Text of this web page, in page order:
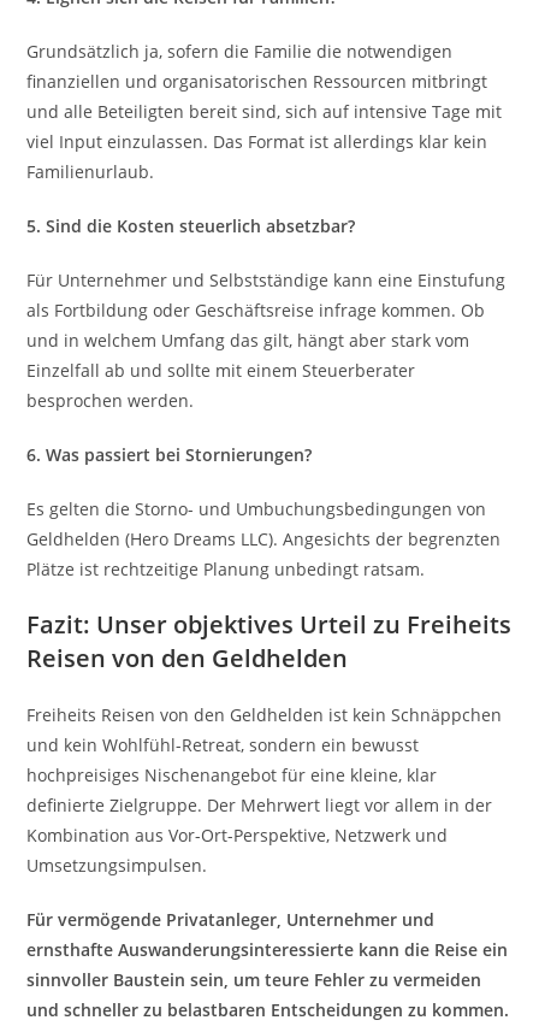
Grundsätzlich ja, sofern die Familie die notwendigen
finanziellen und organisatorischen Ressourcen mitbringt
und alle Beteiligten bereit sind, sich auf intensive Tage mit
viel Input einzulassen. Das Format ist allerdings klar kein
Familienurlaub.
5. Sind die Kosten steuerlich absetzbar?
Für Unternehmer und Selbstständige kann eine Einstufung
als Fortbildung oder Geschäftsreise infrage kommen. Ob
und in welchem Umfang das gilt, hängt aber stark vom
Einzelfall ab und sollte mit einem Steuerberater
besprochen werden.
6. Was passiert bei Stornierungen?
Es gelten die Storno- und Umbuchungsbedingungen von
Geldhelden (Hero Dreams LLC). Angesichts der begrenzten
Plätze ist rechtzeitige Planung unbedingt ratsam.
Fazit: Unser objektives Urteil zu Freiheits
Reisen von den Geldhelden
Freiheits Reisen von den Geldhelden ist kein Schnäppchen
und kein Wohlfühl-Retreat, sondern ein bewusst
hochpreisiges Nischenangebot für eine kleine, klar
definierte Zielgruppe. Der Mehrwert liegt vor allem in der
Kombination aus Vor-Ort-Perspektive, Netzwerk und
Umsetzungsimpulsen.
Für vermögende Privatanleger, Unternehmer und
ernsthafte Auswanderungsinteressierte kann die Reise ein
sinnvoller Baustein sein, um teure Fehler zu vermeiden
und schneller zu belastbaren Entscheidungen zu kommen.